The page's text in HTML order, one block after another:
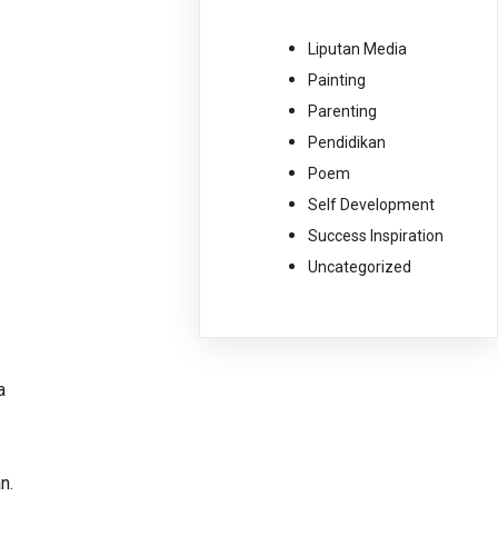
Liputan Media
Painting
Parenting
Pendidikan
Poem
Self Development
Success Inspiration
Uncategorized